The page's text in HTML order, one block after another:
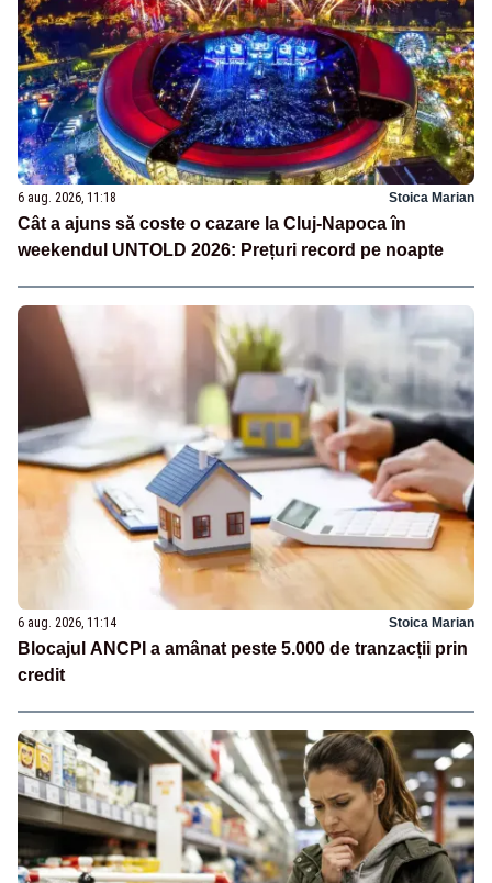
6 aug. 2026, 11:18 Stoica Marian
Cât a ajuns să coste o cazare la Cluj-Napoca în
weekendul UNTOLD 2026: Prețuri record pe noapte
6 aug. 2026, 11:14 Stoica Marian
Blocajul ANCPI a amânat peste 5.000 de tranzacții prin
credit